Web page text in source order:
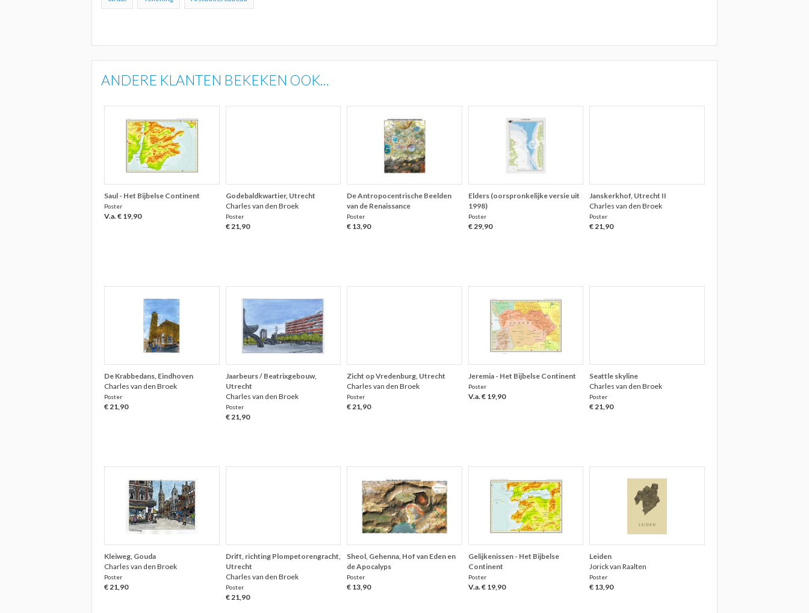
ANDERE KLANTEN BEKEKEN OOK...
Saul - Het Bijbelse Continent
Poster
V.a. € 19,90
Godebaldkwartier, Utrecht
Charles van den Broek
Poster
€ 21,90
De Antropocentrische Beelden
van de Renaissance
Poster
€ 13,90
Elders (oorspronkelijke versie uit
1998)
Poster
€ 29,90
Janskerkhof, Utrecht II
Charles van den Broek
Poster
€ 21,90
De Krabbedans, Eindhoven
Charles van den Broek
Poster
€ 21,90
Jaarbeurs / Beatrixgebouw,
Utrecht
Charles van den Broek
Poster
€ 21,90
Zicht op Vredenburg, Utrecht
Charles van den Broek
Poster
€ 21,90
Jeremia - Het Bijbelse Continent
Poster
V.a. € 19,90
Seattle skyline
Charles van den Broek
Poster
€ 21,90
Kleiweg, Gouda
Charles van den Broek
Poster
€ 21,90
Drift, richting Plompetorengracht,
Utrecht
Charles van den Broek
Poster
€ 21,90
Sheol, Gehenna, Hof van Eden en
de Apocalyps
Poster
€ 13,90
Gelijkenissen - Het Bijbelse
Continent
Poster
V.a. € 19,90
Leiden
Jorick van Raalten
Poster
€ 13,90